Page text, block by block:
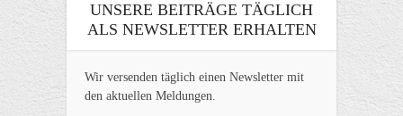
UNSERE BEITRÄGE TÄGLICH
ALS NEWSLETTER ERHALTEN
Wir versenden täglich einen Newsletter mit
den aktuellen Meldungen.